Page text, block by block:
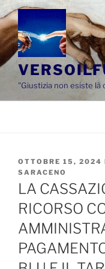
Salta
al
contenuto
"Giustizia non esiste là
PUBBLICATO
IL
OTTOBRE 15, 2024
SARACENO
LA
RICORSO